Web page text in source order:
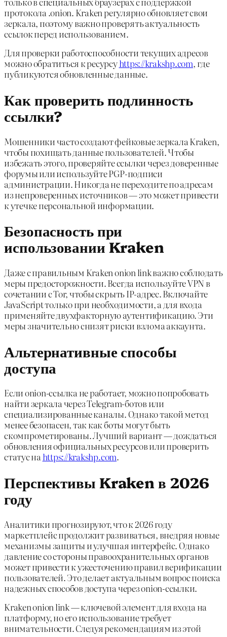
протокола .onion. Kraken регулярно обновляет свои
зеркала, поэтому важно проверять актуальность
ссылок перед использованием.
Для проверки работоспособности текущих адресов
можно обратиться к ресурсуhttps://krakshp.com, где
публикуются обновленные данные.
Как проверить подлинность
ссылки?
Мошенники часто создают фейковые зеркала Kraken,
чтобы похищать данные пользователей. Чтобы
избежать этого, проверяйте ссылки через доверенные
форумы или используйте PGP-подписи
администрации. Никогда не переходите по адресам
из непроверенных источников — это может привести
к утечке персональной информации.
Безопасность при
использовании Kraken
Даже с правильным Kraken onion link важно соблюдать
меры предосторожности. Всегда используйте VPN в
сочетании с Tor, чтобы скрыть IP-адрес. Включайте
JavaScript только при необходимости, а для входа
применяйте двухфакторную аутентификацию. Эти
меры значительно снизят риски взлома аккаунта.
Альтернативные способы
доступа
Если onion-ссылка не работает, можно попробовать
найти зеркала через Telegram-ботов или
специализированные каналы. Однако такой метод
менее безопасен, так как боты могут быть
скомпрометированы. Лучший вариант — дождаться
обновления официальных ресурсов или проверить
статус наhttps://krakshp.com.
Перспективы Kraken в 2026
году
Аналитики прогнозируют, что к 2026 году
маркетплейс продолжит развиваться, внедряя новые
механизмы защиты и улучшая интерфейс. Однако
давление со стороны правоохранительных органов
может привести к ужесточению правил верификации
пользователей. Это делает актуальным вопрос поиска
надежных способов доступа через onion-ссылки.
Kraken onion link — ключевой элемент для входа на
платформу, но его использование требует
внимательности. Следуя рекомендациям из этой